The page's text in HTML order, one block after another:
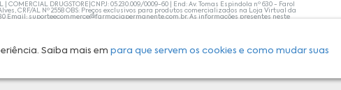
Saiba mais empara que servem os cookies e como mudar suas
DRUGSTORE|CNPJ: 05.230.009/0009-60 | End: Av. Tomas Espindola nº 630 - Farol
CRF/AL Nº 2558 OBS: Preços exclusivos para produtos comercializados na Loja Virtual da
Email: suporteecommerce@farmaciapermanente.com.br. As informações presentes neste
de um profissional da área médica. Apenas o médico está capacitado para
um médico deve ser consultado. A Farmácia Permanente trabalha com as
com tranquilidade. A privacidade e a segurança dos clientes são compromissos da
de produto em nosso estoque.